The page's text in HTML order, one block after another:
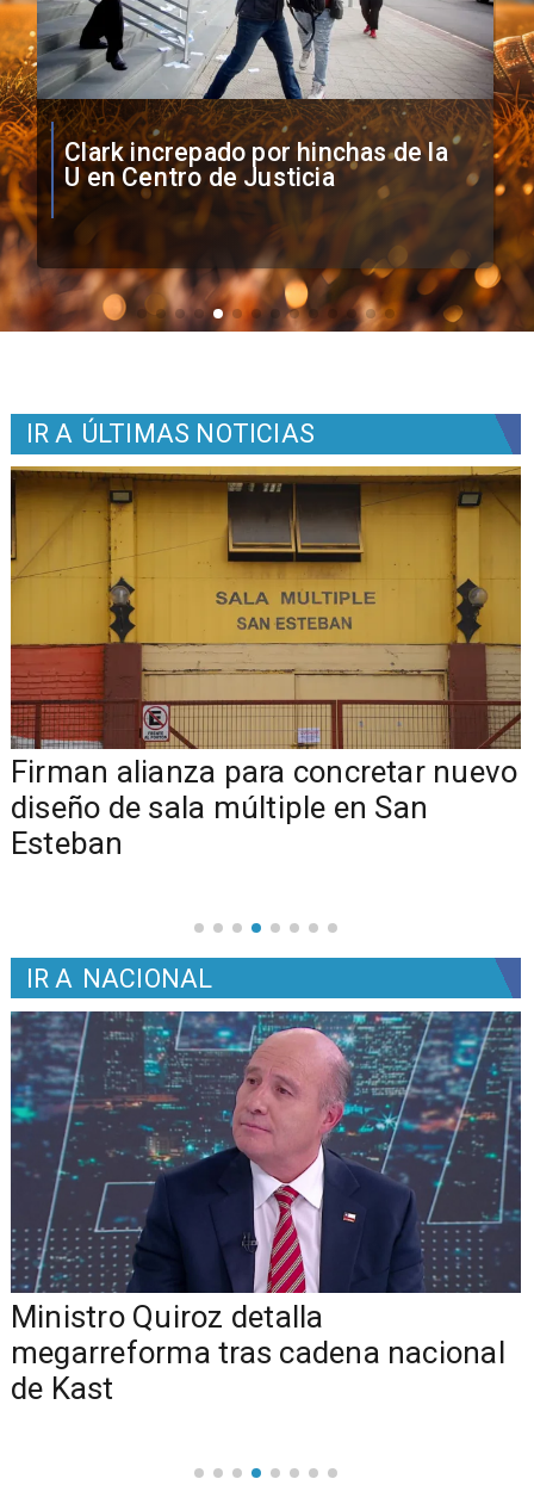
Vozinha firma contrato con Colo
Colo como nuevo arquero
IR A ÚLTIMAS NOTICIAS
​​Firman alianza para concretar nuevo
diseño de sala múltiple en San
Esteban
IR A NACIONAL
Ministro Quiroz detalla
megarreforma tras cadena nacional
de Kast